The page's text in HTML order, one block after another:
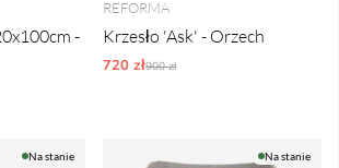
-
REFORMA
Krzesło 'Ask' - Orzech
720 złOrdynarne ceny:
900 zł
Na stanie Na stanie